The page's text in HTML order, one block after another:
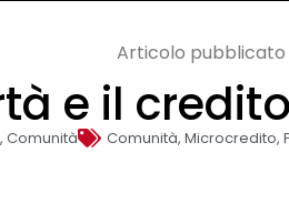
Articolo pubblicato
e il
, Comunità Comunità, Microcredito,